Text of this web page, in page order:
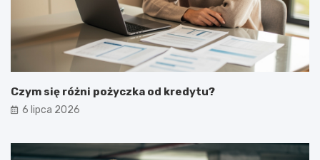
Czym się różni pożyczka od kredytu?
6 lipca 2026